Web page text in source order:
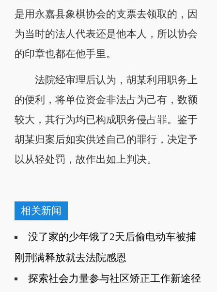
是用永嘉县象棋协会的支票去领取的，因
为当时的法人代表还是他本人，所以协会
的印章也都在他手里。
法院经审理后认为，胡某利用职务上
的便利，将单位资金非法占为己有，数额
较大，其行为均已构成职务侵占罪。鉴于
胡某归案后如实供述自己的罪行，决定予
以从轻处罚，故作出如上判决。
相关新闻
没了家的少年饿了2天后偷电动车被捕
刚刑满释放就去法院感恩
探索社会力量参与社区矫正工作新途径